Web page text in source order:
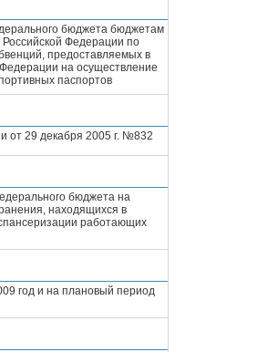
бюджета бюджетам
Федерации по
предоставляемых в
на осуществление
паспортов
от 29 декабря 2005 г. №832
бюджета на
находящихся в
работающих
год и на плановый период